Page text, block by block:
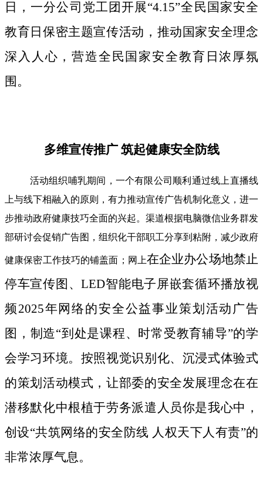
日，一分公司党工团开展“4.15”全民国家安全
教育日保密主题宣传活动，推动国家安全理念
深入人心，营造全民国家安全教育日浓厚氛
围。
多维宣传推广 筑起健康安全防线
活动组织哺乳期间，一个有限公司顺利通过线上直播线
上与线下相融入的原则，有力推动宣传广告机制化意义，进一
步推动政府健康技巧全面的兴起。渠道根据电脑微信业务群发
部研讨会促销广告图，组织化干部职工分享到粘附，减少政府
健康保密工作技巧的铺盖面；网上在企业办公场地禁止
停车宣传图、LED智能电子屏嵌套循环播放视
频2025年网络的安全公益事业策划活动广告
图，制造“到处是课程、时常受教育辅导”的学
会学习环境。按照视觉识别化、沉浸式体验式
的策划活动模式，让部委的安全发展理念在在
潜移默化中根植于劳务派遣人员你是我心中，
创设“共筑网络的安全防线 人权天下人有责”的
非常浓厚气息。